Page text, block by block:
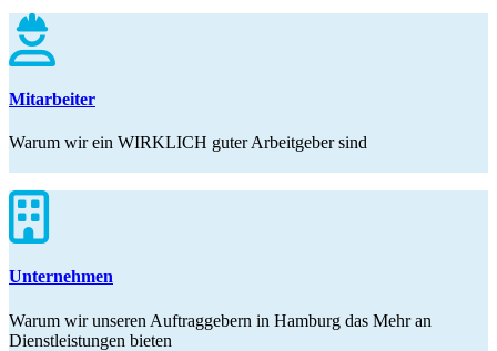
Mitarbeiter
Warum wir ein WIRKLICH guter Arbeitgeber sind
Unternehmen
Warum wir unseren Auftraggebern in Hamburg das Mehr an
Dienstleistungen bieten